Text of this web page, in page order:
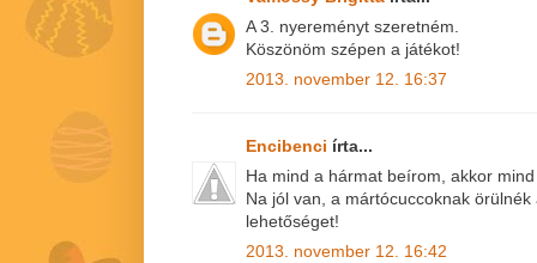
A 3. nyereményt szeretném.
Köszönöm szépen a játékot!
2013. november 12. 16:37
Encibenci írta...
Ha mind a hármat beírom, akkor
Na jól van, a mártócuccoknak
lehetőséget!
2013. november 12. 16:42